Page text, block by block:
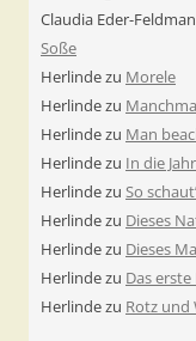
Claudia Eder-
Soße
Herlindezu Morele
Herlindezu
Herlindezu Man
Herlindezu In die
Herlindezu So
Herlindezu Dieses
Herlindezu Dieses
Herlindezu Das
Herlindezu Rotz und